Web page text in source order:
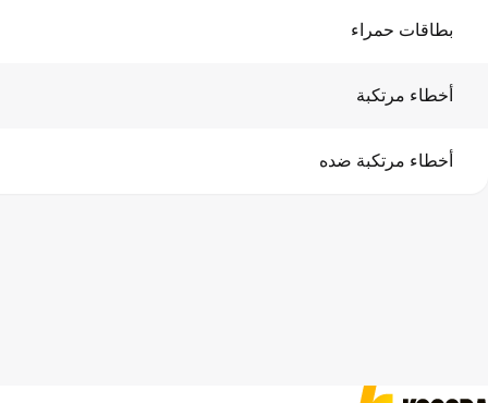
بطاقات حمراء
أخطاء مرتكبة
أخطاء مرتكبة ضده